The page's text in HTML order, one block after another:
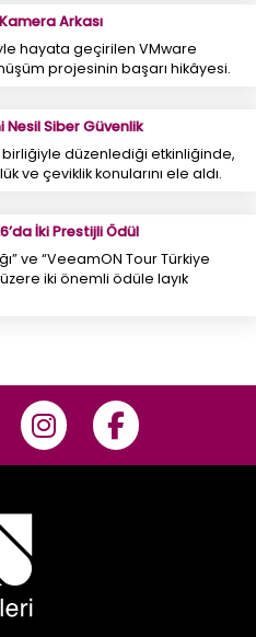
Arkası
hayata geçirilen VMware
projesinin başarı hikâyesi.
Siber Güvenlik
birliğiyle düzenlediği etkinliğinde,
ve çeviklik konularını ele aldı.
İki Prestijli Ödül
ve “VeeamON Tour Türkiye
iki önemli ödüle layık